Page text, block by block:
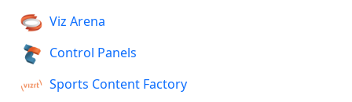
Viz Arena
Control Panels
Sports Content Factory